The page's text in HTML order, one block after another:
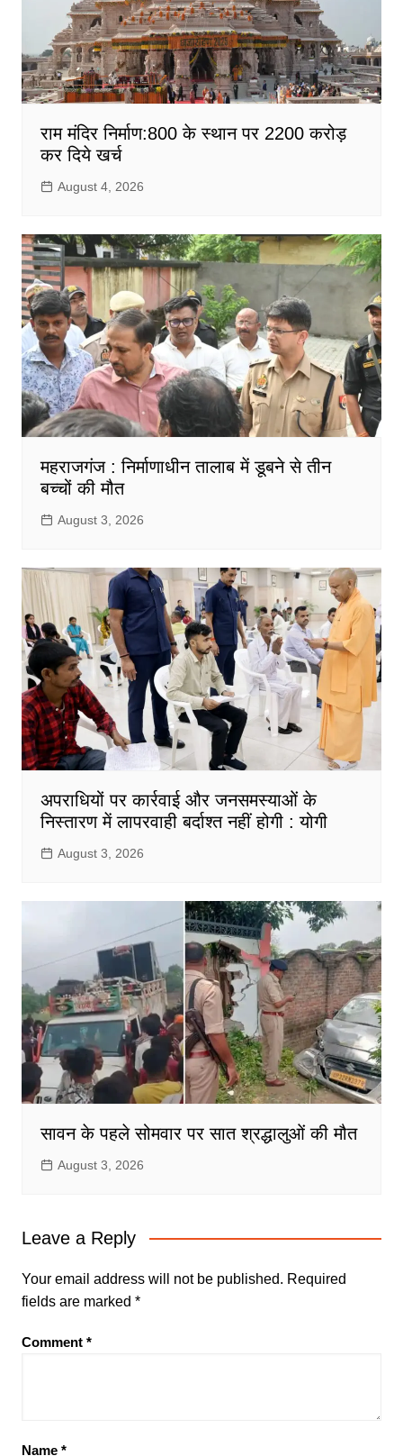
राम मंदिर निर्माण:800 के स्थान पर 2200 करोड़
कर दिये खर्च
August 4, 2026
महराजगंज : निर्माणाधीन तालाब में डूबने से तीन
बच्चों की मौत
August 3, 2026
अपराधियों पर कार्रवाई और जनसमस्याओं के
निस्तारण में लापरवाही बर्दाश्त नहीं होगी : योगी
August 3, 2026
सावन के पहले सोमवार पर सात श्रद्धालुओं की मौत
August 3, 2026
Leave a Reply
Your email address will not be published. Required
fields are marked *
Comment *
Name *